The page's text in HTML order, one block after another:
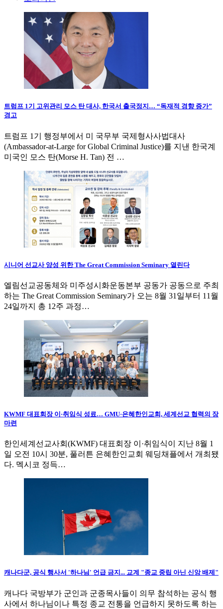
트럼프 1기 고위관리 모스 탄 대사, 한국서 출국정지… “독재적 경향 증가”
경고
트럼프 1기 행정부에서 미 국무부 국제형사사법대사
(Ambassador-at-Large for Global Criminal Justice)를 지낸 한국계
미국인 모스 탄(Morse H. Tan) 전 …
시니어 선교사 양성 위한 The Great Commission Seminary 열린다
엘림선교공동체와 미주성시화운동본부 공동가 공동으로 주최
하는 The Great Commission Seminary가 오는 8월 31일부터 11월
24일까지 총 12주 과정…
KWMF 대표회장 이·취임식 성료… GMU·은혜한인교회, 세계선교 협력의 장
마련
한인세계선교사회(KWMF) 대표회장 이·취임식이 지난 8월 1
일 오전 10시 30분, 풀러튼 은혜한인교회 웨딩채플에서 개최됐
다. 멕시코 정득…
캐나다군, 공식 행사서 '하나님' 언급 금지... 교계 "종교 중립 아닌 신앙 배제"
캐나다 국방부가 군인과 군종목사들이 의무 참석하는 공식 행
사에서 하나님이나 특정 종교 전통을 언급하지 못하도록 하는